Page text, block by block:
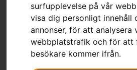
surfupplevelse på vår
visa dig personligt innehåll
annonser, för att analysera
webbplatstrafik och för att
besökare kommer ifrån.